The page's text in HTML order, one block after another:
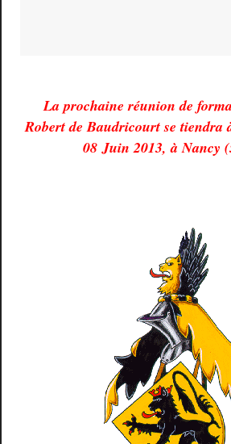
La prochaine réunion de
Robert de Baudricourt se tiendra
08 Juin 2013, à Nancy